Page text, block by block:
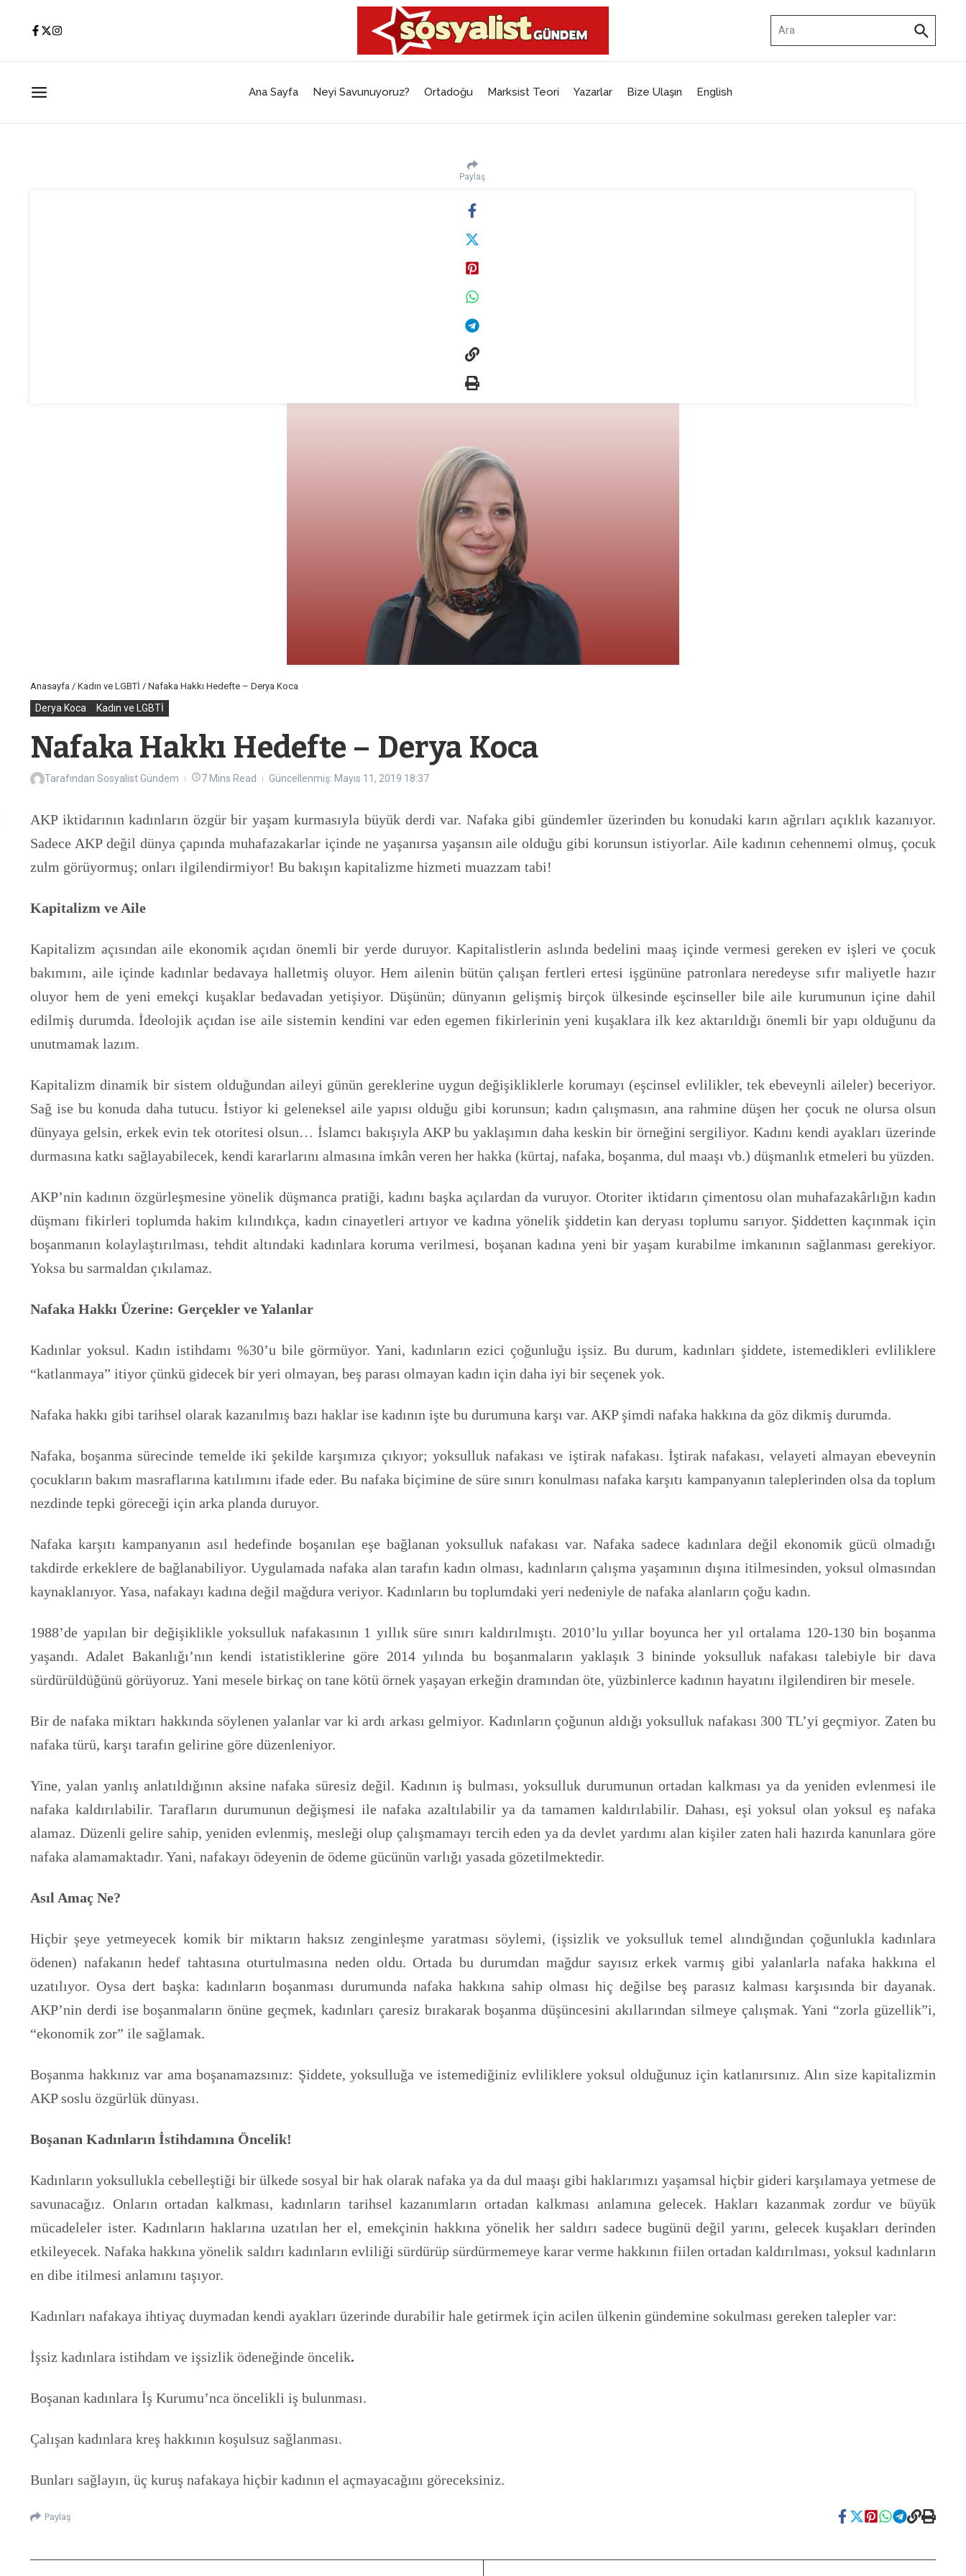
Ana Sayfa Neyi Savunuyoruz? Ortadoğu Marksist Teori Yazarlar Bize Ulaşın English
Paylaş
Anasayfa / Kadın ve LGBTİ / Nafaka Hakkı Hedefte – Derya Koca
Derya Koca Kadın ve LGBTİ
Nafaka Hakkı Hedefte – Derya Koca
Tarafından Sosyalist Gündem 7 Mins Read Güncellenmiş: Mayıs 11, 2019 18:37
AKP iktidarının kadınların özgür bir yaşam kurmasıyla büyük derdi var. Nafaka gibi gündemler üzerinden bu konudaki karın ağrıları açıklık kazanıyor.
Sadece AKP değil dünya çapında muhafazakarlar içinde ne yaşanırsa yaşansın aile olduğu gibi korunsun istiyorlar. Aile kadının cehennemi olmuş, çocuk
zulm görüyormuş; onları ilgilendirmiyor! Bu bakışın kapitalizme hizmeti muazzam tabi!
Kapitalizm ve Aile
Kapitalizm açısından aile ekonomik açıdan önemli bir yerde duruyor. Kapitalistlerin aslında bedelini maaş içinde vermesi gereken ev işleri ve çocuk
bakımını, aile içinde kadınlar bedavaya halletmiş oluyor. Hem ailenin bütün çalışan fertleri ertesi işgününe patronlara neredeyse sıfır maliyetle hazır
oluyor hem de yeni emekçi kuşaklar bedavadan yetişiyor. Düşünün; dünyanın gelişmiş birçok ülkesinde eşcinseller bile aile kurumunun içine dahil
edilmiş durumda. İdeolojik açıdan ise aile sistemin kendini var eden egemen fikirlerinin yeni kuşaklara ilk kez aktarıldığı önemli bir yapı olduğunu da
unutmamak lazım.
Kapitalizm dinamik bir sistem olduğundan aileyi günün gereklerine uygun değişikliklerle korumayı (eşcinsel evlilikler, tek ebeveynli aileler) beceriyor.
Sağ ise bu konuda daha tutucu. İstiyor ki geleneksel aile yapısı olduğu gibi korunsun; kadın çalışmasın, ana rahmine düşen her çocuk ne olursa olsun
dünyaya gelsin, erkek evin tek otoritesi olsun… İslamcı bakışıyla AKP bu yaklaşımın daha keskin bir örneğini sergiliyor. Kadını kendi ayakları üzerinde
durmasına katkı sağlayabilecek, kendi kararlarını almasına imkân veren her hakka (kürtaj, nafaka, boşanma, dul maaşı vb.) düşmanlık etmeleri bu yüzden.
AKP’nin kadının özgürleşmesine yönelik düşmanca pratiği, kadını başka açılardan da vuruyor. Otoriter iktidarın çimentosu olan muhafazakârlığın kadın
düşmanı fikirleri toplumda hakim kılındıkça, kadın cinayetleri artıyor ve kadına yönelik şiddetin kan deryası toplumu sarıyor. Şiddetten kaçınmak için
boşanmanın kolaylaştırılması, tehdit altındaki kadınlara koruma verilmesi, boşanan kadına yeni bir yaşam kurabilme imkanının sağlanması gerekiyor.
Yoksa bu sarmaldan çıkılamaz.
Nafaka Hakkı Üzerine: Gerçekler ve Yalanlar
Kadınlar yoksul. Kadın istihdamı %30’u bile görmüyor. Yani, kadınların ezici çoğunluğu işsiz. Bu durum, kadınları şiddete, istemedikleri evliliklere
“katlanmaya” itiyor çünkü gidecek bir yeri olmayan, beş parası olmayan kadın için daha iyi bir seçenek yok.
Nafaka hakkı gibi tarihsel olarak kazanılmış bazı haklar ise kadının işte bu durumuna karşı var. AKP şimdi nafaka hakkına da göz dikmiş durumda.
Nafaka, boşanma sürecinde temelde iki şekilde karşımıza çıkıyor; yoksulluk nafakası ve iştirak nafakası. İştirak nafakası, velayeti almayan ebeveynin
çocukların bakım masraflarına katılımını ifade eder. Bu nafaka biçimine de süre sınırı konulması nafaka karşıtı kampanyanın taleplerinden olsa da toplum
nezdinde tepki göreceği için arka planda duruyor.
Nafaka karşıtı kampanyanın asıl hedefinde boşanılan eşe bağlanan yoksulluk nafakası var. Nafaka sadece kadınlara değil ekonomik gücü olmadığı
takdirde erkeklere de bağlanabiliyor. Uygulamada nafaka alan tarafın kadın olması, kadınların çalışma yaşamının dışına itilmesinden, yoksul olmasından
kaynaklanıyor. Yasa, nafakayı kadına değil mağdura veriyor. Kadınların bu toplumdaki yeri nedeniyle de nafaka alanların çoğu kadın.
1988’de yapılan bir değişiklikle yoksulluk nafakasının 1 yıllık süre sınırı kaldırılmıştı. 2010’lu yıllar boyunca her yıl ortalama 120-130 bin boşanma
yaşandı. Adalet Bakanlığı’nın kendi istatistiklerine göre 2014 yılında bu boşanmaların yaklaşık 3 bininde yoksulluk nafakası talebiyle bir dava
sürdürüldüğünü görüyoruz. Yani mesele birkaç on tane kötü örnek yaşayan erkeğin dramından öte, yüzbinlerce kadının hayatını ilgilendiren bir mesele.
Bir de nafaka miktarı hakkında söylenen yalanlar var ki ardı arkası gelmiyor. Kadınların çoğunun aldığı yoksulluk nafakası 300 TL’yi geçmiyor. Zaten bu
nafaka türü, karşı tarafın gelirine göre düzenleniyor.
Yine, yalan yanlış anlatıldığının aksine nafaka süresiz değil. Kadının iş bulması, yoksulluk durumunun ortadan kalkması ya da yeniden evlenmesi ile
nafaka kaldırılabilir. Tarafların durumunun değişmesi ile nafaka azaltılabilir ya da tamamen kaldırılabilir. Dahası, eşi yoksul olan yoksul eş nafaka
alamaz. Düzenli gelire sahip, yeniden evlenmiş, mesleği olup çalışmamayı tercih eden ya da devlet yardımı alan kişiler zaten hali hazırda kanunlara göre
nafaka alamamaktadır. Yani, nafakayı ödeyenin de ödeme gücünün varlığı yasada gözetilmektedir.
Asıl Amaç Ne?
Hiçbir şeye yetmeyecek komik bir miktarın haksız zenginleşme yaratması söylemi, (işsizlik ve yoksulluk temel alındığından çoğunlukla kadınlara
ödenen) nafakanın hedef tahtasına oturtulmasına neden oldu. Ortada bu durumdan mağdur sayısız erkek varmış gibi yalanlarla nafaka hakkına el
uzatılıyor. Oysa dert başka: kadınların boşanması durumunda nafaka hakkına sahip olması hiç değilse beş parasız kalması karşısında bir dayanak.
AKP’nin derdi ise boşanmaların önüne geçmek, kadınları çaresiz bırakarak boşanma düşüncesini akıllarından silmeye çalışmak. Yani “zorla güzellik”i,
“ekonomik zor” ile sağlamak.
Boşanma hakkınız var ama boşanamazsınız: Şiddete, yoksulluğa ve istemediğiniz evliliklere yoksul olduğunuz için katlanırsınız. Alın size kapitalizmin
AKP soslu özgürlük dünyası.
Boşanan Kadınların İstihdamına Öncelik!
Kadınların yoksullukla cebelleştiği bir ülkede sosyal bir hak olarak nafaka ya da dul maaşı gibi haklarımızı yaşamsal hiçbir gideri karşılamaya yetmese de
savunacağız. Onların ortadan kalkması, kadınların tarihsel kazanımların ortadan kalkması anlamına gelecek. Hakları kazanmak zordur ve büyük
mücadeleler ister. Kadınların haklarına uzatılan her el, emekçinin hakkına yönelik her saldırı sadece bugünü değil yarını, gelecek kuşakları derinden
etkileyecek. Nafaka hakkına yönelik saldırı kadınların evliliği sürdürüp sürdürmemeye karar verme hakkının fiilen ortadan kaldırılması, yoksul kadınların
en dibe itilmesi anlamını taşıyor.
Kadınları nafakaya ihtiyaç duymadan kendi ayakları üzerinde durabilir hale getirmek için acilen ülkenin gündemine sokulması gereken talepler var:
İşsiz kadınlara istihdam ve işsizlik ödeneğinde öncelik.
Boşanan kadınlara İş Kurumu’nca öncelikli iş bulunması.
Çalışan kadınlara kreş hakkının koşulsuz sağlanması.
Bunları sağlayın, üç kuruş nafakaya hiçbir kadının el açmayacağını göreceksiniz.
Paylaş